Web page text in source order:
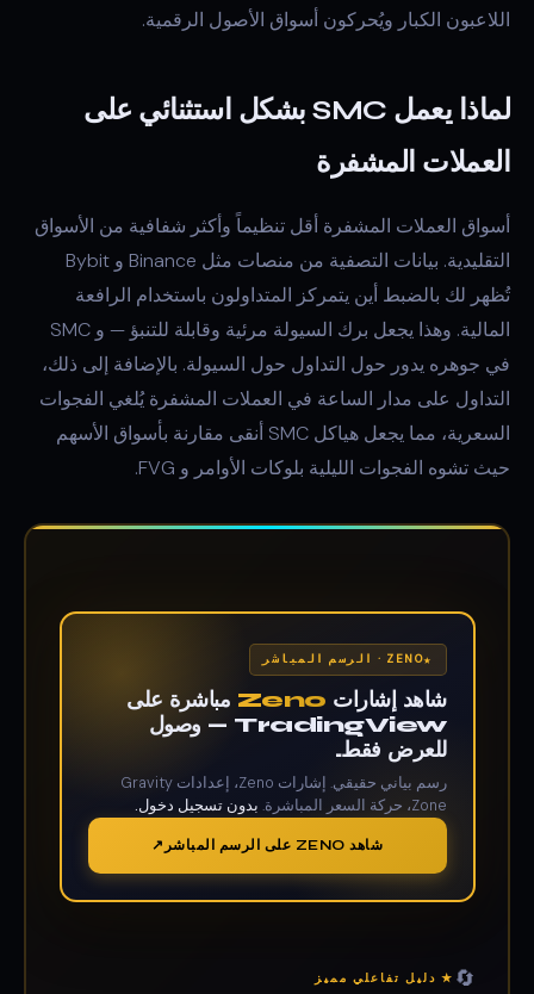
اللاعبون الكبار ويُحركون أسواق الأصول الرقمية.
لماذا يعمل SMC بشكل استثنائي على
العملات المشفرة
أسواق العملات المشفرة أقل تنظيماً وأكثر شفافية من الأسواق
التقليدية. بيانات التصفية من منصات مثل Binance و Bybit
تُظهر لك بالضبط أين يتمركز المتداولون باستخدام الرافعة
المالية. وهذا يجعل برك السيولة مرئية وقابلة للتنبؤ — و SMC
في جوهره يدور حول التداول حول السيولة. بالإضافة إلى ذلك،
التداول على مدار الساعة في العملات المشفرة يُلغي الفجوات
السعرية، مما يجعل هياكل SMC أنقى مقارنة بأسواق الأسهم
حيث تشوه الفجوات الليلية بلوكات الأوامر و FVG.
ZENO · الرسم المباشر
شاهد إشارات Zeno مباشرة على
TradingView — وصول
للعرض فقط.
رسم بياني حقيقي. إشارات Zeno، إعدادات Gravity
Zone، حركة السعر المباشرة.
بدون تسجيل دخول.
شاهد ZENO على الرسم المباشر
🔄 ★ دليل تفاعلي مميز